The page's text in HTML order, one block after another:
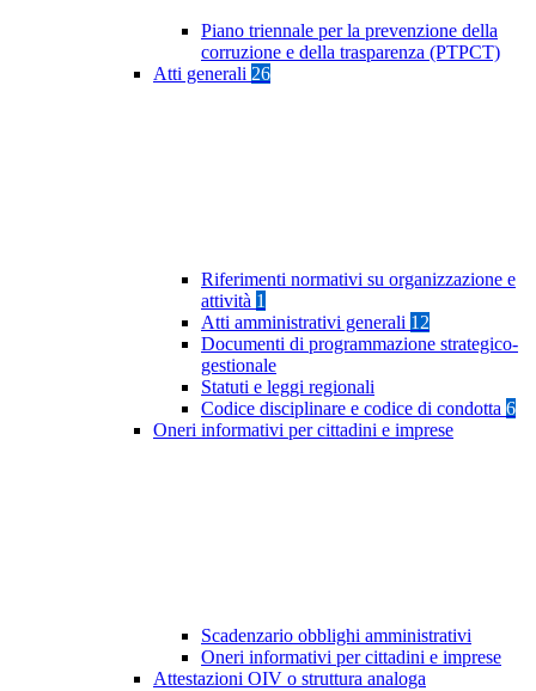
Piano triennale per la prevenzione della
corruzione e della trasparenza (PTPCT)
Atti generali 26
Riferimenti normativi su organizzazione e
attività 1
Atti amministrativi generali 12
Documenti di programmazione strategico-
gestionale
Statuti e leggi regionali
Codice disciplinare e codice di condotta 6
Oneri informativi per cittadini e imprese
Scadenzario obblighi amministrativi
Oneri informativi per cittadini e imprese
Attestazioni OIV o struttura analoga